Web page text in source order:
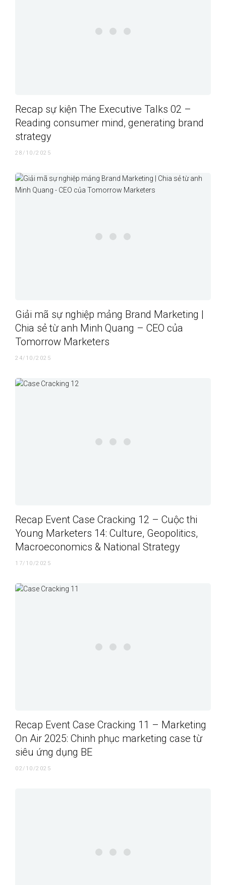
Recap sự kiện The Executive Talks 02 –
Reading consumer mind, generating brand
strategy
28/10/2025
Giải mã sự nghiệp mảng Brand Marketing |
Chia sẻ từ anh Minh Quang – CEO của
Tomorrow Marketers
24/10/2025
Recap Event Case Cracking 12 – Cuộc thi
Young Marketers 14: Culture, Geopolitics,
Macroeconomics & National Strategy
17/10/2025
Recap Event Case Cracking 11 – Marketing
On Air 2025: Chinh phục marketing case từ
siêu ứng dụng BE
02/10/2025